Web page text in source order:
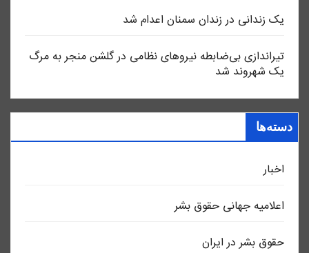
یک زندانی در زندان سمنان اعدام شد
تیراندازی بی‌ضابطه نیروهای نظامی در گلشن منجر به مرگ
یک شهروند شد
دسته‌ها
اخبار
اعلاميه جهانی حقوق بشر
حقوق بشر در ایران